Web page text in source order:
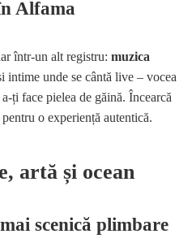
Alfama
într-un alt registru: muzica
intime unde se cântă live – vocea
ți face pielea de găină. Încearcă
pentru o experiență autentică.
artă și ocean
scenică plimbare